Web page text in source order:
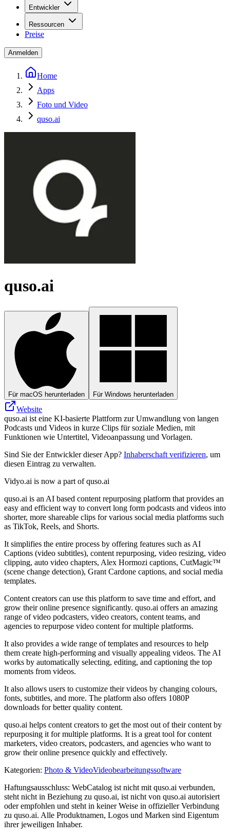
Entwickler
Ressourcen
Preise
Anmelden
Home
Apps
Foto und Video
quso.ai
quso.ai
Für macOS herunterladen Für Windows herunterladen
Website
quso.ai ist eine KI-basierte Plattform zur Umwandlung von langen
Podcasts und Videos in kurze Clips für soziale Medien, mit
Funktionen wie Untertitel, Videoanpassung und Vorlagen.
Sind Sie der Entwickler dieser App? Inhaberschaft verifizieren, um
diesen Eintrag zu verwalten.
Vidyo.ai is now a part of quso.ai
quso.ai is an AI based content repurposing platform that provides an
easy and efficient way to convert long form podcasts and videos into
shorter, more shareable clips for various social media platforms such
as TikTok, Reels, and Shorts.
It simplifies the entire process by offering features such as AI
Captions (video subtitles), content repurposing, video resizing, video
clipping, auto video chapters, Alex Hormozi captions, CutMagic™️
(scene change detection), Grant Cardone captions, and social media
templates.
Content creators can use this platform to save time and effort, and
grow their online presence significantly. quso.ai offers an amazing
range of video podcasters, video creators, content teams, and
agencies to repurpose video content for multiple platforms.
It also provides a wide range of templates and resources to help
them create high-performing and visually appealing videos. The AI
works by automatically selecting, editing, and captioning the top
moments from videos.
It also allows users to customize their videos by changing colours,
fonts, subtitles, and more. The platform also offers 1080P
downloads for better quality content.
quso.ai helps content creators to get the most out of their content by
repurposing it for multiple platforms. It is a great tool for content
marketers, video creators, podcasters, and agencies who want to
grow their online presence quickly and effectively.
Kategorien: Photo & VideoVideobearbeitungssoftware
Haftungsausschluss: WebCatalog ist nicht mit quso.ai verbunden,
steht nicht in Beziehung zu quso.ai, ist nicht von quso.ai autorisiert
oder empfohlen und steht in keiner Weise in offizieller Verbindung
zu quso.ai. Alle Produktnamen, Logos und Marken sind Eigentum
ihrer jeweiligen Inhaber.